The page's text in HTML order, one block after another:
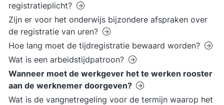
registratieplicht?
Zijn er voor het onderwijs bijzondere afspraken over
de registratie van uren?
Hoe lang moet de tijdregistratie bewaard worden?
Wat is een arbeidstijdpatroon?
Wanneer moet de werkgever het te werken rooster
aan de werknemer doorgeven?
Wat is de vangnetregeling voor de termijn waarop het